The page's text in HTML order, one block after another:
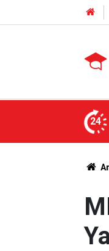
24
İlde Norm Kadro